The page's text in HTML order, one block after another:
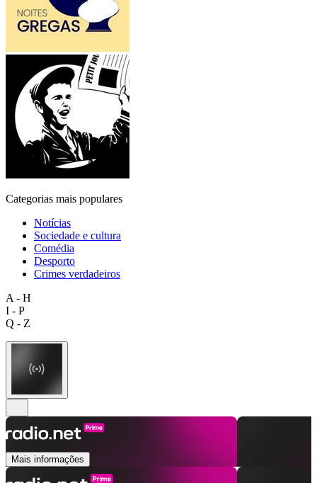
Categorias mais populares
Notícias
Sociedade e cultura
Comédia
Desporto
Crimes verdadeiros
A - H
I - P
Q - Z
Mais informações